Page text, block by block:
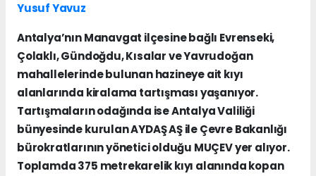
Yusuf Yavuz
Antalya’nın Manavgat ilçesine bağlı Evrenseki,
Çolaklı, Gündoğdu, Kısalar ve Yavrudoğan
mahallelerinde bulunan hazineye ait kıyı
alanlarında kiralama tartışması yaşanıyor.
Tartışmaların odağında ise Antalya Valiliği
bünyesinde kurulan AYDAŞ AŞ ile Çevre Bakanlığı
bürokratlarının yönetici olduğu MUÇEV yer alıyor.
Toplamda 375 metrekarelik kıyı alanında kopan